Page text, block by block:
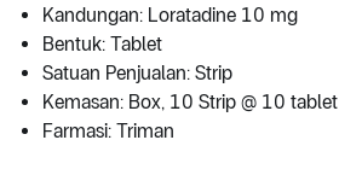
Kandungan: Loratadine 10 mg
Bentuk: Tablet
Satuan Penjualan: Strip
Kemasan: Box, 10 Strip @ 10 tablet
Farmasi: Triman